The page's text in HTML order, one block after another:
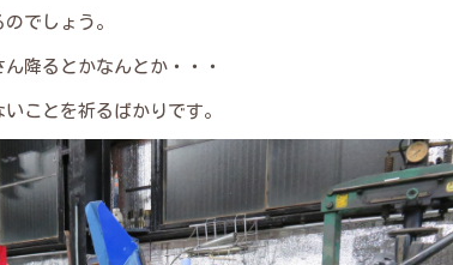
でしょう。
降るとかなんとか・・・
ことを祈るばかりです。